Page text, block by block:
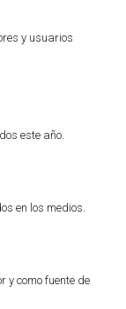
y usuarios
este año.
en los medios.
y como fuente de